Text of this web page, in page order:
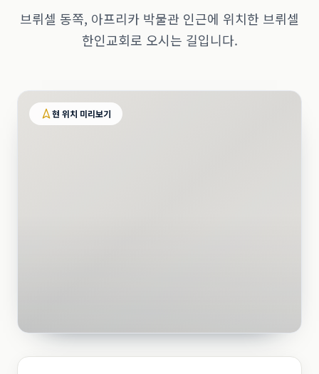
브뤼셀 동쪽, 아프리카 박물관 인근에 위치한 브뤼셀
한인교회로 오시는 길입니다.
현 위치 미리보기